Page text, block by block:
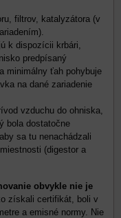
filtrov, katalyzátora (v
k dispozícii krbári,
predpísaný
minimálny ťah pohybuje
na dané zariadenie
vzduchu do ohniska,
bola dostatočne
sa tu nenachádzali
(digestor a
obvykle nie je
získali certifikát, boli v
a emisné normy. Nie